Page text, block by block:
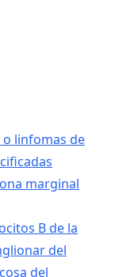
o linfomas de
marginal
B de la
del
del